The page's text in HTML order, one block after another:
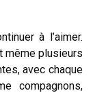
à l’aimer.
même plusieurs
avec chaque
compagnons,